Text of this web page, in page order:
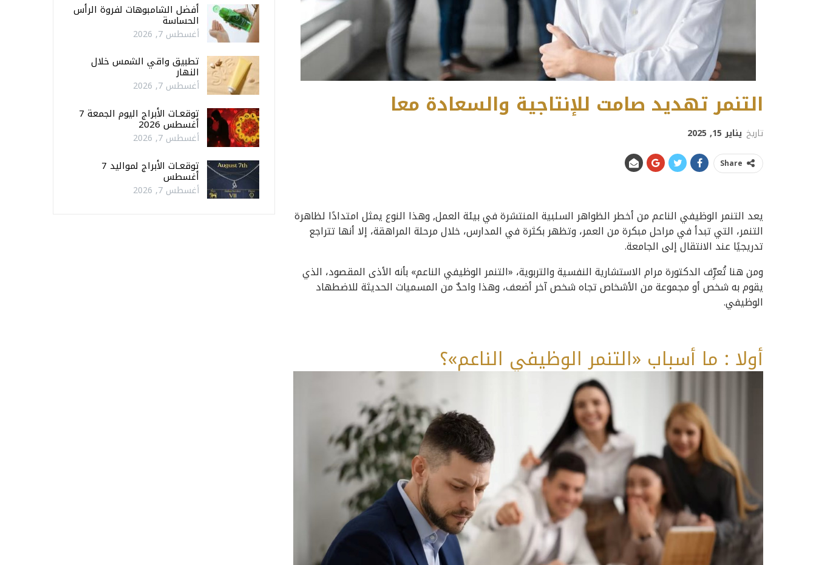
التنمر تهديد صامت للإنتاجية والسعادة معا
تاريخ يناير 15, 2025
Share
يعد التنمر الوظيفي الناعم من أخطر الظواهر السلبية المنتشرة في بيئة العمل, وهذا النوع يمثل امتدادًا لظاهرة
التنمر، التي تبدأ في مراحل مبكرة من العمر، وتظهر بكثرة في المدارس، خلال مرحلة المراهقة، إلا أنها تتراجع
تدريجيًا عند الانتقال إلى الجامعة.
ومن هنا تُعرِّف الدكتورة مرام الاستشارية النفسية والتربوية، «التنمر الوظيفي الناعم» بأنه الأذى المقصود، الذي
يقوم به شخص أو مجموعة من الأشخاص تجاه شخص آخر أضعف، وهذا واحدٌ من المسميات الحديثة للاضطهاد
الوظيفي.
أولا : ما أسباب «التنمر الوظيفي الناعم»؟
أفضل الشامبوهات لفروة الرأس
الحساسة
أغسطس 7, 2026
تطبيق واقي الشمس خلال
النهار
أغسطس 7, 2026
توقعـات الأبراج اليوم الجمعة 7
أغسطس 2026
أغسطس 7, 2026
توقعـات الأبراج لمواليد 7
أغسطس
أغسطس 7, 2026